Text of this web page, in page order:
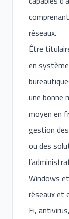
réseaux.
Être
en
une bonne
moyen en
gestion
ou des
Windows
réseaux et
Fi,